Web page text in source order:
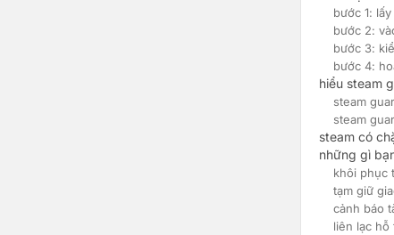
bước 1:
bước 2:
bước 3:
bước 4:
hiểu steam
steam
steam
steam có
những gì
khôi phục
tạm giữ
cảnh báo
liên lạc hỗ